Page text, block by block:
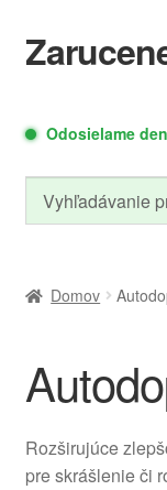
Preskočiť
na
Preskočiť
na
Autodoplnky
Led
Cyklo
Odosielame
Domov
Rozširujúce
pre skrášlenie či